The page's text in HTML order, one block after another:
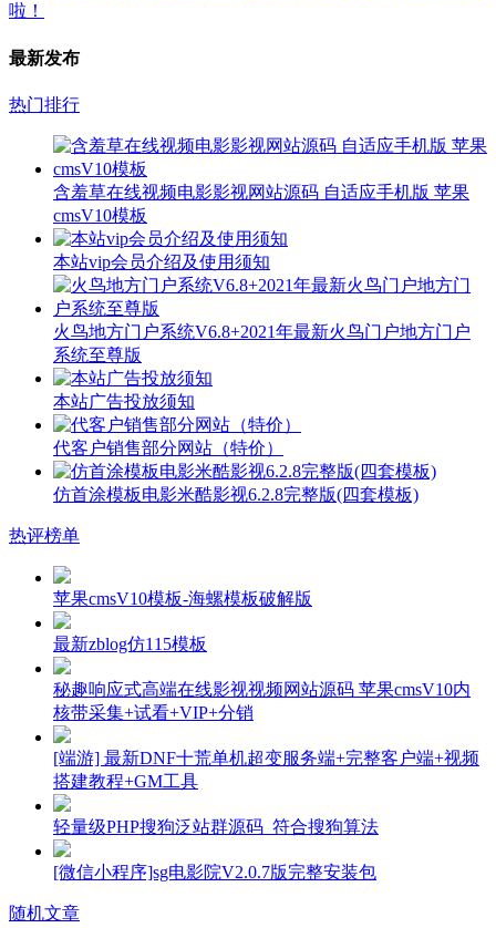
最新发布
热门排行
含羞草在线视频电影影视网站源码 自适应手机版 苹果
cmsV10模板
本站vip会员介绍及使用须知
火鸟地方门户系统V6.8+2021年最新火鸟门户地方门户
系统至尊版
本站广告投放须知
代客户销售部分网站（特价）
仿首涂模板电影米酷影视6.2.8完整版(四套模板)
热评榜单
苹果cmsV10模板-海螺模板破解版
最新zblog仿115模板
秘趣响应式高端在线影视视频网站源码 苹果cmsV10内
核带采集+试看+VIP+分销
[端游] 最新DNF十荒单机超变服务端+完整客户端+视频
搭建教程+GM工具
轻量级PHP搜狗泛站群源码_符合搜狗算法
[微信小程序]sg电影院V2.0.7版完整安装包
随机文章